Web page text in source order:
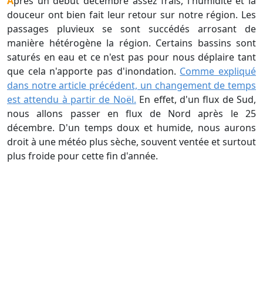
douceur ont bien fait leur retour sur notre région. Les
passages pluvieux se sont succédés arrosant de
manière hétérogène la région. Certains bassins sont
saturés en eau et ce n'est pas pour nous déplaire tant
que cela n'apporte pas d'inondation. Comme expliqué
dans notre article précédent, un changement de temps
est attendu à partir de Noël. En effet, d'un flux de Sud,
nous allons passer en flux de Nord après le 25
décembre. D'un temps doux et humide, nous aurons
droit à une météo plus sèche, souvent ventée et surtout
plus froide pour cette fin d'année.